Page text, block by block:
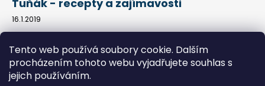
Tento web používá soubory cookie. Dalším
procházením tohoto webu vyjadřujete souhlas s
jejich používáním.
Tuňák - recepty a zajímavosti
16.1.2019
Kontakty Obchodní podmínky Jak nakupovat
Podmínky ochrany osobních údajů